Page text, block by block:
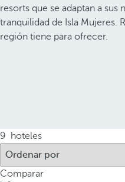
resorts que se adaptan a
tranquilidad de Isla Mujeres.
región tiene para ofrecer.
9 hoteles
Comparar